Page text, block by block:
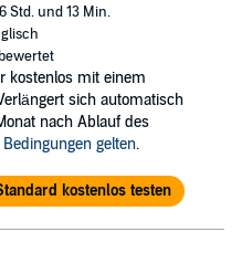
Std. und 13 Min.
kostenlos mit einem
sich automatisch
nach Ablauf des
Bedingungen gelten.
kostenlos testen